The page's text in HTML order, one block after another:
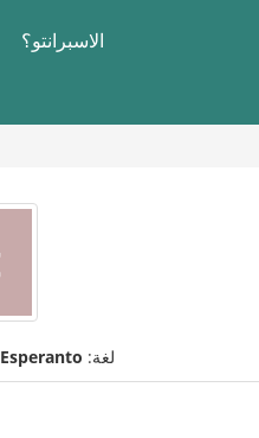
الاسبرانتو؟
لغة: Esperanto